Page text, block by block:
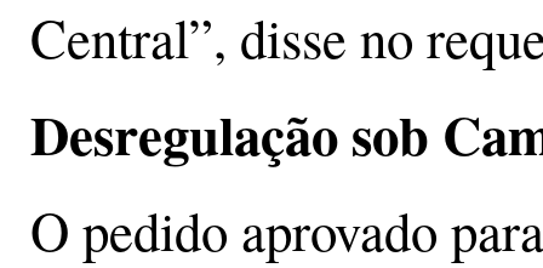
Central”, disse no
Desregulação sob
O pedido aprovado